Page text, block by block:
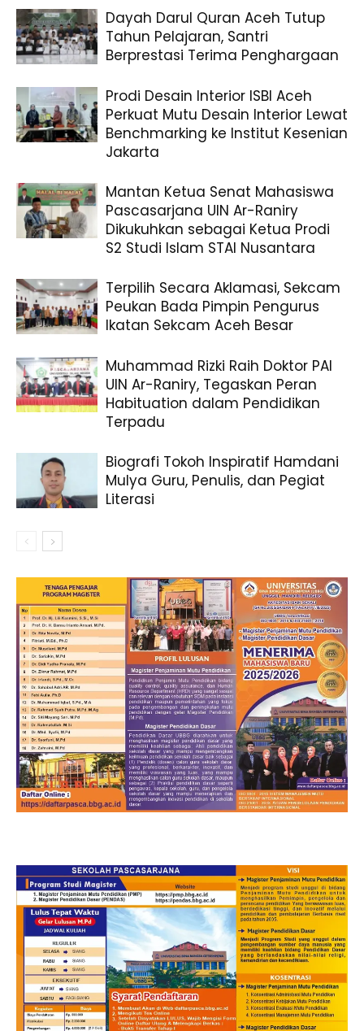
Dayah Darul Quran Aceh Tutup
Tahun Pelajaran, Santri
Berprestasi Terima Penghargaan
Prodi Desain Interior ISBI Aceh
Perkuat Mutu Desain Interior Lewat
Benchmarking ke Institut Kesenian
Jakarta
Mantan Ketua Senat Mahasiswa
Pascasarjana UIN Ar-Raniry
Dikukuhkan sebagai Ketua Prodi
S2 Studi Islam STAI Nusantara
Terpilih Secara Aklamasi, Sekcam
Peukan Bada Pimpin Pengurus
Ikatan Sekcam Aceh Besar
Muhammad Rizki Raih Doktor PAI
UIN Ar-Raniry, Tegaskan Peran
Habituation dalam Pendidikan
Terpadu
Biografi Tokoh Inspiratif Hamdani
Mulya Guru, Penulis, dan Pegiat
Literasi